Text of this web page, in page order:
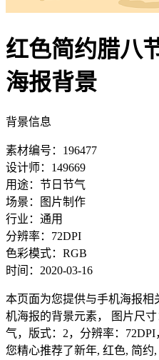
红色简约腊八
海报背景
背景信息
素材编号：196477
设计师：149669
用途：节日节气
场景：图片制作
行业：通用
分辨率：72DPI
色彩模式：RGB
时间：2020-03-16
本页面为您提供与手机海报
机海报的背景元素， 图片尺
气，版式：2，分辨率：
您精心推荐了新年, 红色, 简